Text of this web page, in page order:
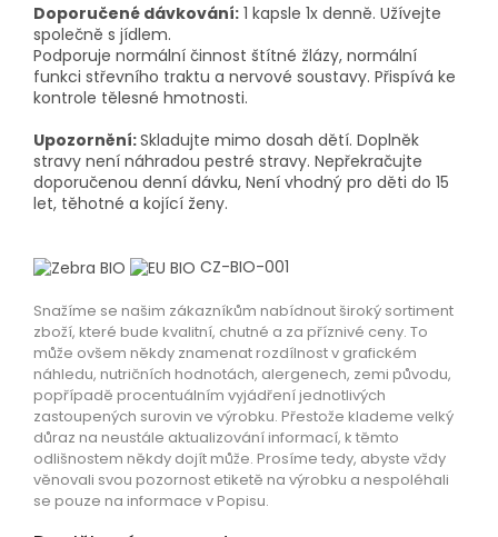
Doporučené dávkování: 1 kapsle 1x denně. Užívejte
společně s jídlem.
Podporuje normální činnost štítné žlázy, normální
funkci střevního traktu a nervové soustavy. Přispívá ke
kontrole tělesné hmotnosti.
Upozornění:Skladujte mimo dosah dětí. Doplněk
stravy není náhradou pestré stravy. Nepřekračujte
doporučenou denní dávku, Není vhodný pro děti do 15
let, těhotné a kojící ženy.
CZ-BIO-001
Snažíme se našim zákazníkům nabídnout široký sortiment
zboží, které bude kvalitní, chutné a za příznivé ceny. To
může ovšem někdy znamenat rozdílnost v grafickém
náhledu, nutričních hodnotách, alergenech, zemi původu,
popřípadě procentuálním vyjádření jednotlivých
zastoupených surovin ve výrobku. Přestože klademe velký
důraz na neustále aktualizování informací, k těmto
odlišnostem někdy dojít může. Prosíme tedy, abyste vždy
věnovali svou pozornost etiketě na výrobku a nespoléhali
se pouze na informace v Popisu.